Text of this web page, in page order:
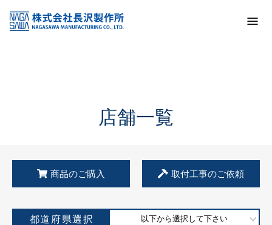
KSS加盟店・取扱店情報
店舗一覧
店舗一覧
商品のご購入 取付工事のご依頼
都道府県選択 以下から選択して下さい